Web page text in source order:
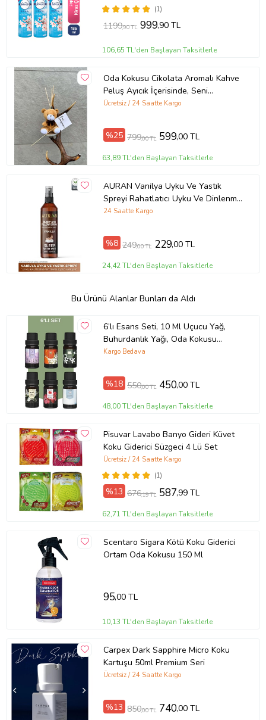
(1)
1199,90 TL 999,90 TL
106,65 TL'den Başlayan Taksitlerle
Oda Kokusu Cikolata Aromalı Kahve
Peluş Ayıcık İçerisinde, Seni
Seviyorum Kartlı Hediyelik 15 ML
Ücretsiz / 24 Saatte Kargo
%25 799,00 TL 599,00 TL
63,89 TL'den Başlayan Taksitlerle
AURAN Vanilya Uyku Ve Yastık
Spreyi Rahatlatıcı Uyku Ve Dinlenme
Spreyi Sleep And Pıllow Spray 50ml
24 Saatte Kargo
%8 249,00 TL 229,00 TL
24,42 TL'den Başlayan Taksitlerle
Bu Ürünü Alanlar Bunları da Aldı
6’lı Esans Seti, 10 Ml Uçucu Yağ,
Buhurdanlık Yağı, Oda Kokusu
Esansı, Hava Nemlendirici Esansı
Kargo Bedava
%18 550,00 TL 450,00 TL
48,00 TL'den Başlayan Taksitlerle
Pisuvar Lavabo Banyo Gideri Küvet
Koku Giderici Süzgeci 4 Lü Set
(1)
Ücretsiz / 24 Saatte Kargo
%13 676,19 TL 587,99 TL
62,71 TL'den Başlayan Taksitlerle
Scentaro Sigara Kötü Koku Giderici
Ortam Oda Kokusu 150 Ml
95,00 TL
10,13 TL'den Başlayan Taksitlerle
Carpex Dark Sapphire Micro Koku
Kartuşu 50ml Premium Seri
Ücretsiz / 24 Saatte Kargo
%13 850,00 TL 740,00 TL